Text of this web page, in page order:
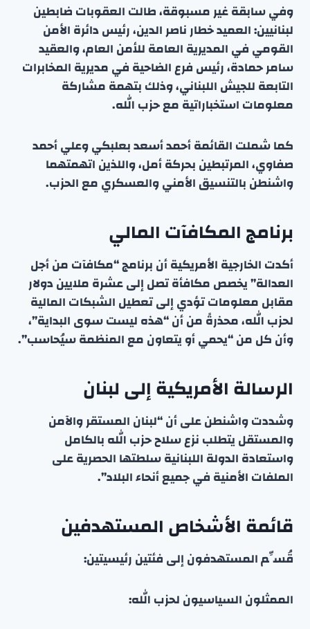
وفي سابقة غير مسبوقة، طالت العقوبات ضابطين
لبنانيين: العميد خطار ناصر الدين، رئيس دائرة الأمن
القومي في المديرية العامة للأمن العام، والعقيد
سامر حمادة، رئيس فرع الضاحية في مديرية المخابرات
التابعة للجيش اللبناني، وذلك بتهمة مشاركة
معلومات استخباراتية مع حزب الله.
كما شملت القائمة أحمد أسعد بعلبكي وعلي أحمد
صفاوي، المرتبطين بحركة أمل، واللذين اتهمتهما
واشنطن بالتنسيق الأمني والعسكري مع الحزب.
برنامج المكافآت المالي
أكدت الخارجية الأمريكية أن برنامج “مكافآت من أجل
العدالة” يخصص مكافأة تصل إلى عشرة ملايين دولار
مقابل معلومات تؤدي إلى تعطيل الشبكات المالية
لحزب الله، محذرةً من أن “هذه ليست سوى البداية”،
وأن كل من “يحمي أو يتعاون مع المنظمة سيُحاسب”.
الرسالة الأمريكية إلى لبنان
وشددت واشنطن على أن “لبنان المستقر والآمن
والمستقل يتطلب نزع سلاح حزب الله بالكامل
واستعادة الدولة اللبنانية سلطتها الحصرية على
الملفات الأمنية في جميع أنحاء البلاد”.
قائمة الأشخاص المستهدفين
قُسِّم المستهدفون إلى فئتين رئيسيتين:
الممثلون السياسيون لحزب الله: